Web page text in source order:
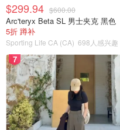
$299.94 $600.00
Arc'teryx Beta SL 男士夹克 黑色
5折 蹲补
Sporting Life CA (CA) 698人感兴趣
7